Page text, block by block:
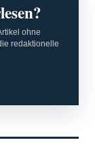
ohne
redaktionelle